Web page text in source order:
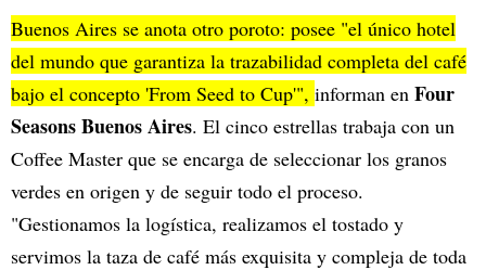
Buenos Aires se anota otro poroto: posee "el único hotel
del mundo que garantiza la trazabilidad completa del café
bajo el concepto 'From Seed to Cup'", informan en Four
Seasons Buenos Aires. El cinco estrellas trabaja con un
Coffee Master que se encarga de seleccionar los granos
verdes en origen y de seguir todo el proceso.
"Gestionamos la logística, realizamos el tostado y
servimos la taza de café más exquisita y compleja de toda